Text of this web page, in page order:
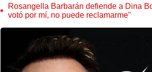
Rosangella Barbarán defiende a Dina
votó por mí, no puede reclamarme"